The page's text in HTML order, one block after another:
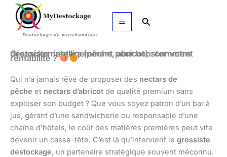
Aller
contenu
Rechercher
Grossiste nectars (pêche, abricot) : comment déstocker intelligemment pour booster votre
rentabilité ?
Qui n’a jamais rêvé de proposer des nectars de
pêche et nectars d’abricot de qualité premium sans
exploser son budget ? Que vous soyez patron d’un bar à
jus, gérant d’une sandwicherie ou responsable d’une
chaîne d’hôtels, le coût des matières premières peut vite
devenir un casse-tête. C’est là qu’intervient le grossiste
destockage, un partenaire stratégique souvent méconnu.